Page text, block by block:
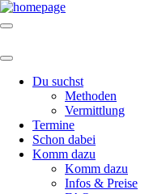
Du suchst
Methoden
Vermittlung
Termine
Schon dabei
Komm dazu
Komm dazu
Infos & Preise